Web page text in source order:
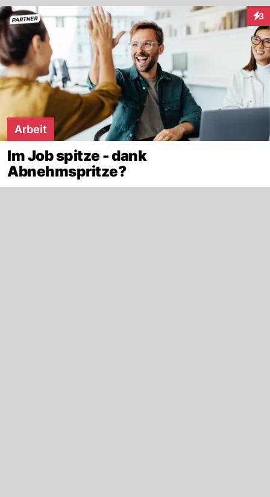
3
Arbeit
Im Job spitze - dank
Abnehmspritze?